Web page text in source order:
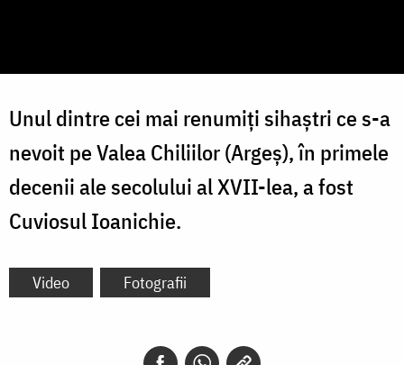
Unul dintre cei mai renumiţi sihaştri ce s-a
nevoit pe Valea Chiliilor (Argeș), în primele
decenii ale secolului al XVII-lea, a fost
Cuviosul Ioanichie.
Video Fotografii